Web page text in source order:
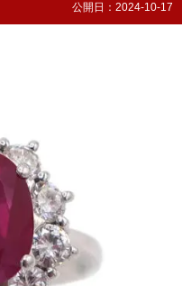
公開日： 2024-10-17